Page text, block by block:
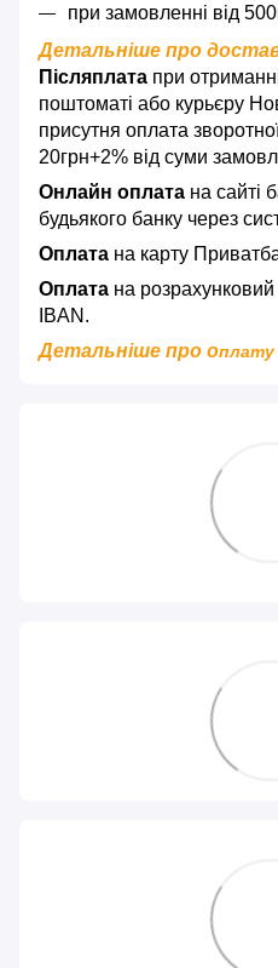
при замовленні від
Детальніше про
Післяплата при
поштоматі або курьєру
присутня оплата
20грн+2% від суми
Онлайн оплата на сайті
будьякого банку через
Оплата на карту
Оплата на
IBAN.
Детальніше про оплату